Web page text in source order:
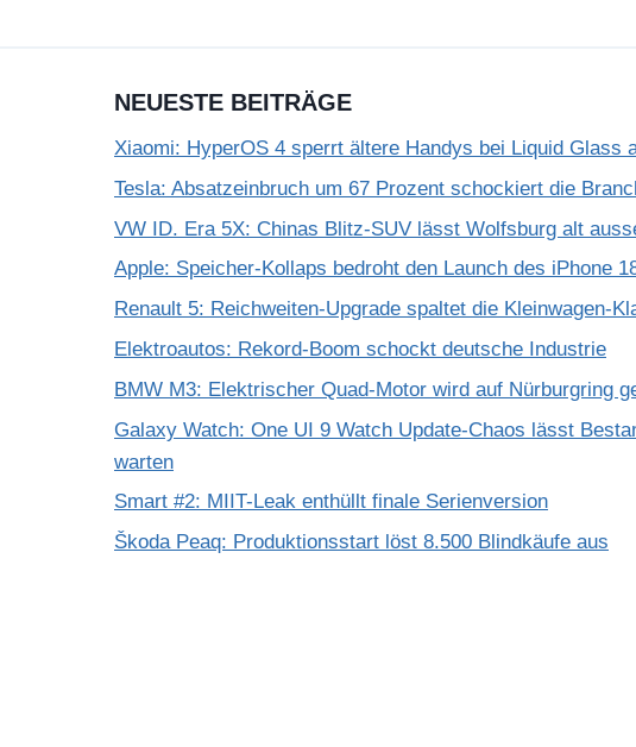
NEUESTE BEITRÄGE
Xiaomi: HyperOS 4 sperrt ältere Handys bei Liquid Glass
Tesla: Absatzeinbruch um 67 Prozent schockiert die
VW ID. Era 5X: Chinas Blitz-SUV lässt Wolfsburg alt
Apple: Speicher-Kollaps bedroht den Launch des iPhone
Renault 5: Reichweiten-Upgrade spaltet die Kleinwagen-
Elektroautos: Rekord-Boom schockt deutsche Industrie
BMW M3: Elektrischer Quad-Motor wird auf Nürburgring
Galaxy Watch: One UI 9 Watch Update-Chaos lässt
warten
Smart #2: MIIT-Leak enthüllt finale Serienversion
Škoda Peaq: Produktionsstart löst 8.500 Blindkäufe aus